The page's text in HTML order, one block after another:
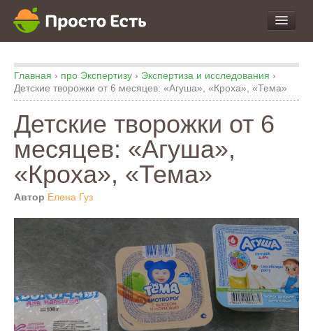
про Еду
про Кухню
про Экспертизу
Главная › про Экспертизу › Экспертиза и исследования ›
Детские творожки от 6 месяцев: «Агуша», «Кроха», «Тема»
Детские творожки от 6
месяцев: «Агуша»,
«Кроха», «Тема»
Автор Елена Гуз